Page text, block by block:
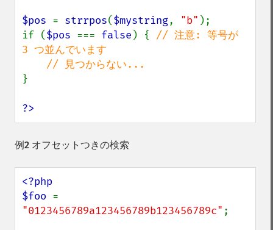
$pos = strrpos($mystring, "b" );
if ($pos === false ) { // 注意: 等号が
3 つ並んでいます
}
?>
例2 オフセットつきの検索
<?php
$foo
"0123456789a123456789b123456789c" ;